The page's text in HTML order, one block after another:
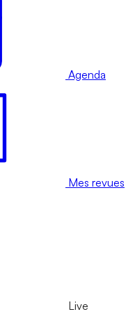
Agenda
Mes revues
Live